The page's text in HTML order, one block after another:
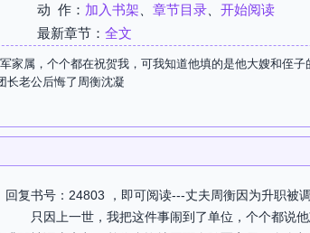
动 作： 加入书架 章节目录
开始阅读
最新章节： 全文
家属，个个都在祝贺我，可我知道他填的是他大嫂和侄
长老公后悔了周衡沈凝
复书号：24803 ，即可阅读---丈夫周衡因为升职被
只因上一世，我把这件事闹到了单位，个个都说